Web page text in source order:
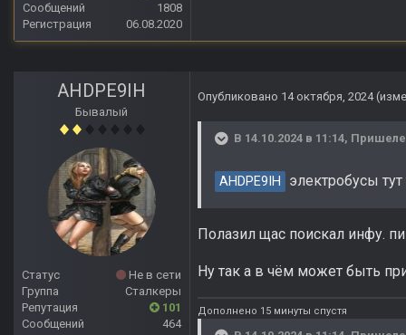
Сообщений
1808
Регистрация
06.08.2020
AHDPE9IH
Бывалый
Статус
Не в сети
Группа
Сталкеры
Репутация
101
Сообщений
464
Опубликовано 14 октября, 2024
В 14.10.2024 в 11:14,
AHDPE9IH электробусы
Полазил щас поискал инфу.
Ну так а в чём может быть
Дополнено 15 минуты спустя